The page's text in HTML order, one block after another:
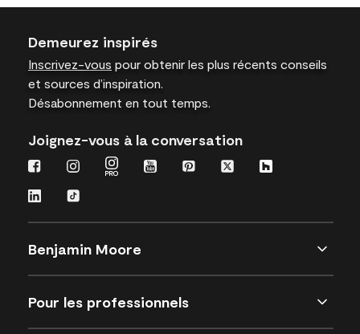
Demeurez inspirés
Inscrivez-vous pour obtenir les plus récents conseils
et sources d’inspiration.
Désabonnement en tout temps.
Joignez-vous à la conversation
Benjamin Moore
Pour les professionnels